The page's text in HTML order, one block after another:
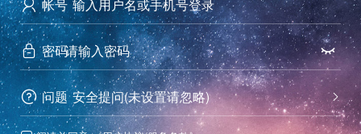
 帐号
 密码 
 问题 
安全提问(未设置请忽略)